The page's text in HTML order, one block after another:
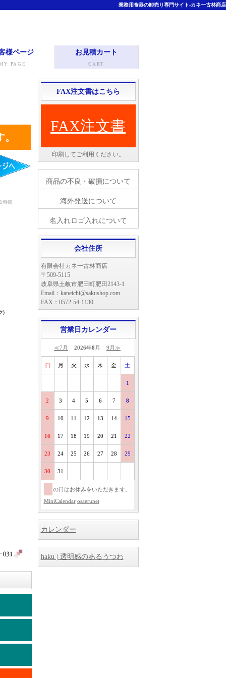
業務用食器の卸売り専門サイト-カネ一古林商店
様ページ
PAGE
お見積カート
CART
FAX注文書はこちら
FAX注文書
印刷してご利用ください。
商品の不良・破損について
海外発送について
名入れロゴ入れについて
会社住所
有限会社カネ一古林商店
〒509-5115
岐阜県土岐市肥田町肥田2143-1
Email：kaneichi@sakushop.com
FAX：0572-54-1130
営業日カレンダー
≪7月 2026年8 月 9月≫
日 月 火 水 木 金 土
1
2 3 4 5 6 7 8
9 10 11 12 13 14 15
16 17 18 19 20 21 22
23 24 25 26 27 28 29
30 31
の日はお休みをいただきます。
MiniCalendar osaerunet
カレンダー
haku | 透明感のあるうつわ